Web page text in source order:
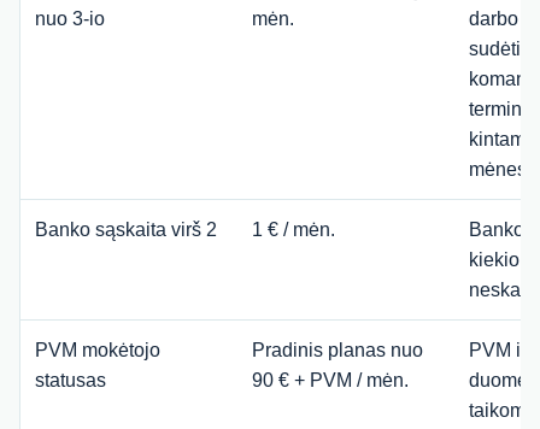
nuo 3-io
mėn.
darbo
Banko sąskaita virš 2 1 € / mėn.
Banko
kiekio
PVM mokėtojo
statusas
Pradinis planas nuo
90 € + PVM / mėn.
PVM ir